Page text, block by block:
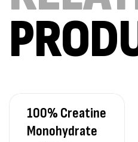
Omega 3 –
Autres
Creatine
7Nutrition
100% Creatine
Monohydrate